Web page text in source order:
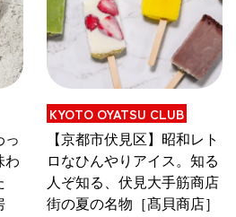
ント
っ
わ
KYOTO OYATSU CLUB
【京都市伏見区】昭和レト
ロなひんやりアイス。知る
人ぞ知る、伏見大手筋商店
街の夏の名物［髙貝商店］